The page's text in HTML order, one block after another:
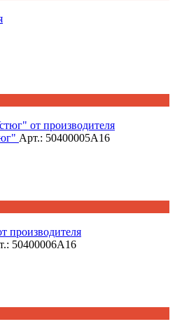
Арт.: 50400005А16
50400006А16